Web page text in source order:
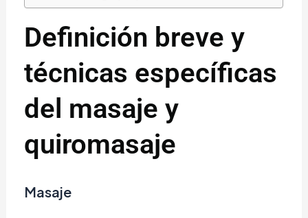
Definición breve y
técnicas específicas
del masaje y
quiromasaje
Masaje